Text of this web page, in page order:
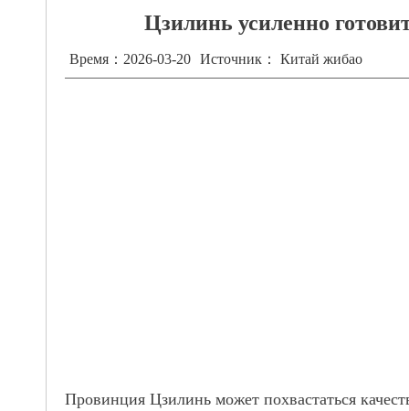
Цзилинь усиленно
Время：2026-03-20 Источник： Китай жибао
Провинция Цзилинь может похвастаться